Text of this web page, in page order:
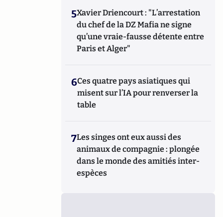
5Xavier Driencourt : "L’arrestation
du chef de la DZ Mafia ne signe
qu’une vraie-fausse détente entre
Paris et Alger"
6Ces quatre pays asiatiques qui
misent sur l’IA pour renverser la
table
7Les singes ont eux aussi des
animaux de compagnie : plongée
dans le monde des amitiés inter-
espèces